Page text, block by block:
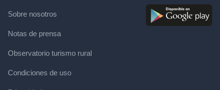
Sobre nosotros
Notas de prensa
Observatorio turismo rural
Condiciones de uso